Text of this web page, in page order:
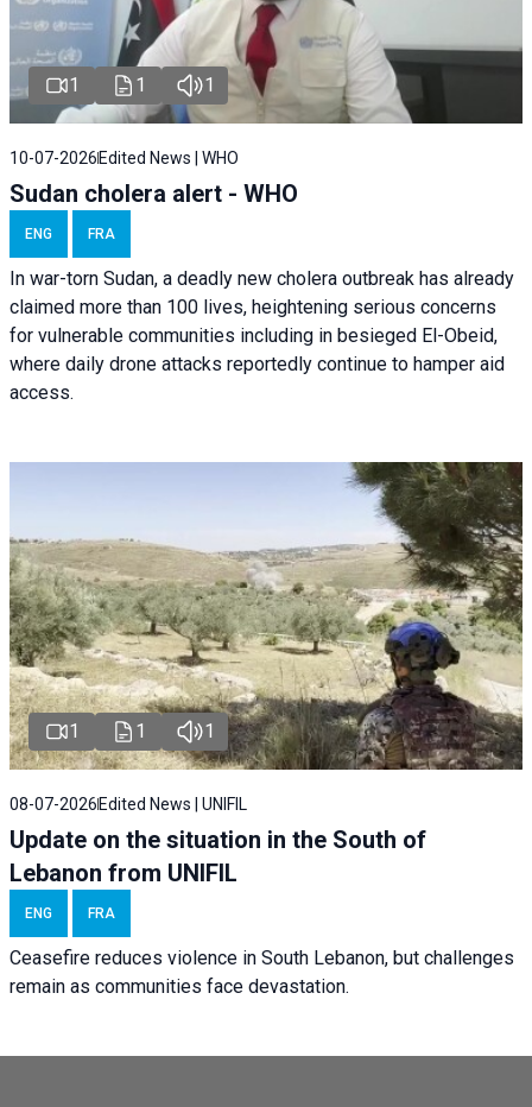
1 1 1
10-07-2026 Edited News | WHO
Sudan cholera alert - WHO
ENG FRA
In war-torn Sudan, a deadly new cholera outbreak has already
claimed more than 100 lives, heightening serious concerns
for vulnerable communities including in besieged El-Obeid,
where daily drone attacks reportedly continue to hamper aid
access.
1 1 1
08-07-2026 Edited News | UNIFIL
Update on the situation in the South of
Lebanon from UNIFIL
ENG FRA
Ceasefire reduces violence in South Lebanon, but challenges
remain as communities face devastation.